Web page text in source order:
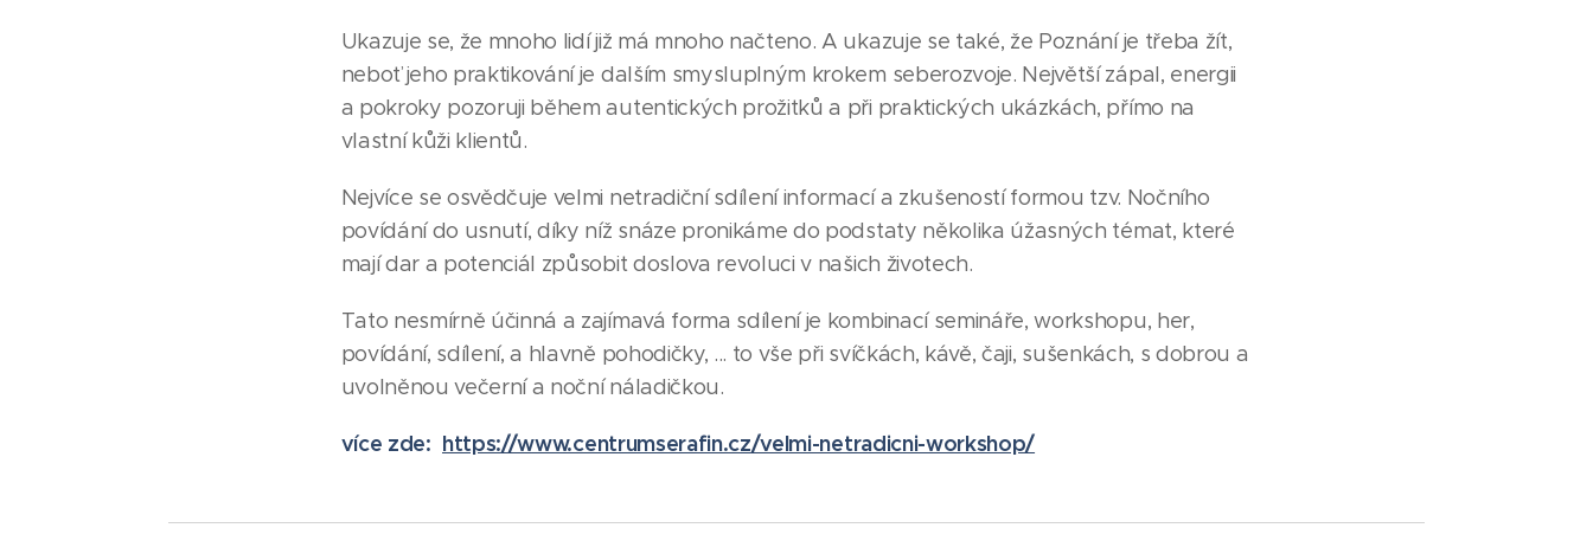
Ukazuje se, že mnoho lidí již má mnoho načteno. A ukazuje se také, že Poznání je třeba žít,
neboť jeho praktikování je dalším smysluplným krokem seberozvoje. Největší zápal, energii
a pokroky pozoruji během autentických prožitků a při praktických ukázkách, přímo na
vlastní kůži klientů.
Nejvíce se osvědčuje velmi netradiční sdílení informací a zkušeností formou tzv. Nočního
povídání do usnutí, díky níž snáze pronikáme do podstaty několika úžasných témat, které
mají dar a potenciál způsobit doslova revoluci v našich životech.
Tato nesmírně účinná a zajímavá forma sdílení je kombinací semináře, workshopu, her,
povídání, sdílení, a hlavně pohodičky, ... to vše při svíčkách, kávě, čaji, sušenkách, s dobrou a
uvolněnou večerní a noční náladičkou.
více zde: https://www.centrumserafin.cz/velmi-netradicni-workshop/